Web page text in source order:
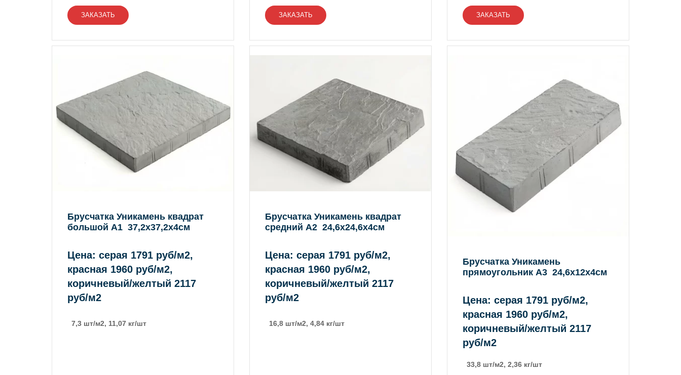
ЗАКАЗАТЬ ЗАКАЗАТЬ ЗАКАЗАТЬ
Брусчатка Уникамень квадрат
большой А1 37,2х37,2х4см
Цена: серая 1791 руб/м2,
красная 1960 руб/м2,
коричневый/желтый 2117
руб/м2
7,3 шт/м2, 11,07 кг/шт
Брусчатка Уникамень квадрат
средний А2 24,6х24,6х4см
Цена: серая 1791 руб/м2,
красная 1960 руб/м2,
коричневый/желтый 2117
руб/м2
16,8 шт/м2, 4,84 кг/шт
Брусчатка Уникамень
прямоугольник А3 24,6х12х4см
Цена: серая 1791 руб/м2,
красная 1960 руб/м2,
коричневый/желтый 2117
руб/м2
33,8 шт/м2, 2,36 кг/шт